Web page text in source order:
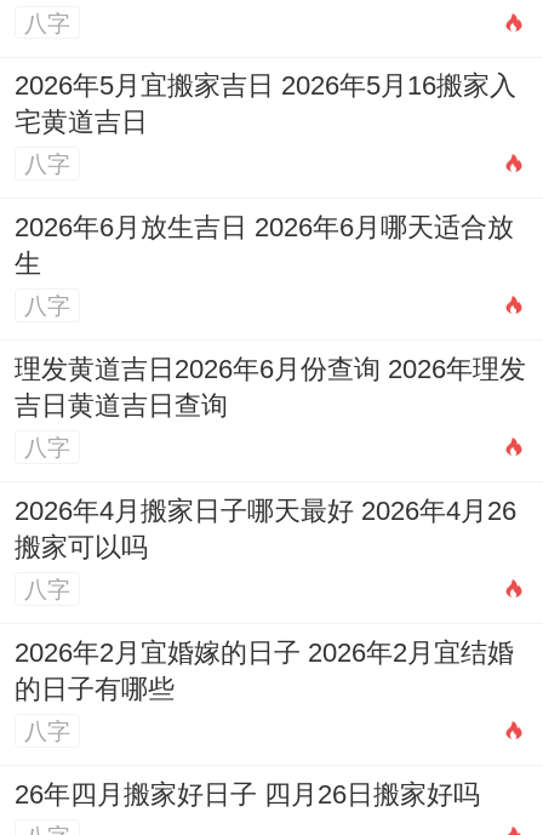
开运锦囊：岁破方位与生肖合化
2026年太岁方位在正南（午方）。岁破方在
正北（子方），这两个方位切忌动土，装
修、长期坐卧或堆放杂物，尤其正北方岁破
方，与生肖鼠自身子水重合，冲撞之力最
强，务必保持该方位整洁，安静、光线柔
与，可在正南方太岁位安放「
祥安阁瑞兽迎
祥 」摆件，以一对汉白玉貔貅的瑞兽之力，
恭敬太岁，化解五黄煞气，稳定大局。
日常则可佩戴「
」。借助红
色与绳结的传统文化力量，作为流年护身，
趋吉避凶的简便法门，行事步骤上可多与生
肖牛（丑）的朋友，伙伴往来或合作，因
「子丑六盒」，能有效合住自身，缓解冲
力，颜色上多利用黑色，蓝色、灰色（水）
及黄色，棕色（土，可泄火生金），避免利
用过于鲜艳的红色，紫色（火）。
八字
2026年5月宜搬家吉日 2026年5月16搬家入
宅黄道吉日
八字
2026年6月放生吉日 2026年6月哪天适合放
生
八字
理发黄道吉日2026年6月份查询 2026年理发
吉日黄道吉日查询
八字
2026年4月搬家日子哪天最好 2026年4月26
搬家可以吗
八字
2026年2月宜婚嫁的日子 2026年2月宜结婚
的日子有哪些
八字
26年四月搬家好日子 四月26日搬家好吗